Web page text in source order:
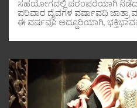
ಸಹಯೋಗದಲ್ಲಿ ಪರಂಪರೆಯಾಗಿ
ಪರಿವಾರ ದೈವಗಳ ವರ್ಷಾವಧಿ ಜಾತ್ರಾ
ಈ ವರ್ಷವೂ ಅದ್ದೂರಿಯಾಗಿ,